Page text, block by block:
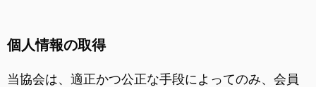
個人情報の取得
当協会は、適正かつ公正な手段によってのみ、会員